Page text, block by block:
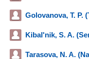
Golovanova, T. P.
Kibalʹnik, S. A.
Tarasova, N. A.